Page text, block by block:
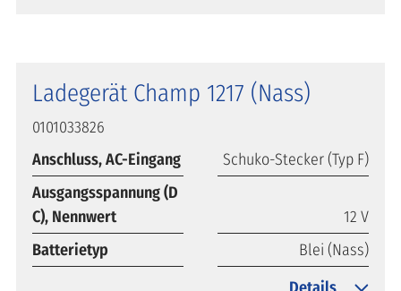
Ladegerät Champ 1217 (Nass)
0101033826
Anschluss, AC-Eingang
Schuko-Stecker (Typ F)
Ausgangsspannung (D
C), Nennwert
12 V
Batterietyp
Blei (Nass)